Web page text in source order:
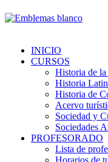
INICIO
CURSOS
Historia de la
Historia
Historia de
Acervo
Sociedad y
Sociedades
PROFESORADO
Lista de
Horarios de